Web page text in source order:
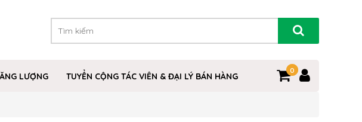
LƯỢNG TUYỂN CỘNG TÁC VIÊN & ĐẠI LÝ BÁN HÀNG
0
0